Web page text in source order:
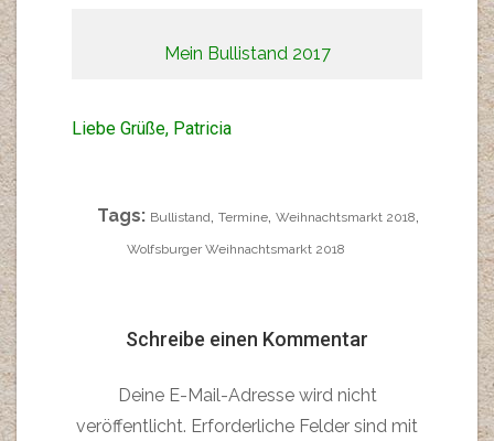
Mein Bullistand 2017
Liebe Grüße, Patricia
Tags: Bullistand, Termine, Weihnachtsmarkt 2018,
Wolfsburger Weihnachtsmarkt 2018
Schreibe einen Kommentar
Deine E-Mail-Adresse wird nicht
veröffentlicht. Erforderliche Felder sind mit